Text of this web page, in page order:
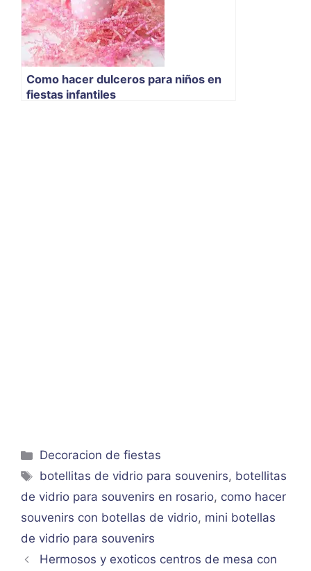
Como hacer dulceros para niños en
fiestas infantiles
Categorías
Decoracion de fiestas
Etiquetas
botellitas de vidrio para souvenirs, botellitas
de vidrio para souvenirs en rosario, como hacer
souvenirs con botellas de vidrio, mini botellas
de vidrio para souvenirs
Hermosos y exoticos centros de mesa con